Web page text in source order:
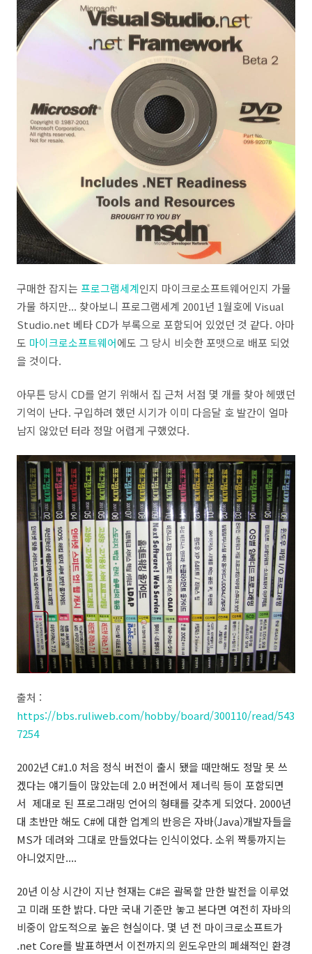
구매한 잡지는 프로그램세계인지 마이크로소프트웨어인지 가물
가물 하지만... 찾아보니 프로그램세계 2001년 1월호에 Visual
Studio.net 베타 CD가 부록으로 포함되어 있었던 것 같다. 아마
도 마이크로소프트웨어에도 그 당시 비슷한 포맷으로 배포 되었
을 것이다.
아무튼 당시 CD를 얻기 위해서 집 근처 서점 몇 개를 찾아 헤맸던
기억이 난다. 구입하려 했던 시기가 이미 다음달 호 발간이 얼마
남지 않았던 터라 정말 어렵게 구했었다.
출처 :
https://bbs.ruliweb.com/hobby/board/300110/read/543
7254
2002년 C#1.0 처음 정식 버전이 출시 됐을 때만해도 정말 못 쓰
겠다는 얘기들이 많았는데 2.0 버전에서 제너릭 등이 포함되면
서 제대로 된 프로그래밍 언어의 형태를 갖추게 되었다. 2000년
대 초반만 해도 C#에 대한 업계의 반응은 자바(Java)개발자들을
MS가 데려와 그대로 만들었다는 인식이었다. 소위 짝퉁까지는
아니었지만....
20년 이상 시간이 지난 현재는 C#은 괄목할 만한 발전을 이루었
고 미래 또한 밝다. 다만 국내 기준만 놓고 본다면 여전히 자바의
비중이 압도적으로 높은 현실이다. 몇 년 전 마이크로소프트가
.net Core를 발표하면서 이전까지의 윈도우만의 폐쇄적인 환경